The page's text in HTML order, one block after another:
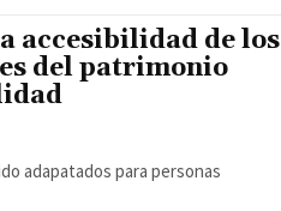
accesibilidad de los
del patrimonio
adapatados para personas